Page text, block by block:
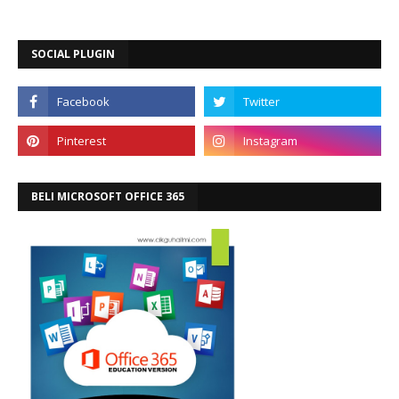
SOCIAL PLUGIN
BELI MICROSOFT OFFICE 365